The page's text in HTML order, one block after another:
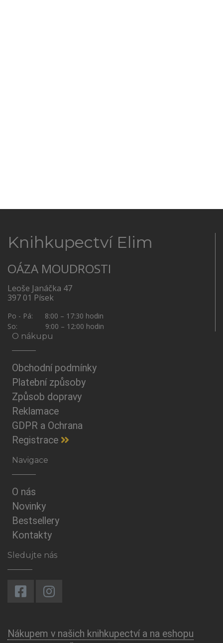
Knihkupectví Elim
OÁZA MOUDROSTI
Leoše Janáčka 47
397 01 Písek
Po - Pá: 8:00 – 17:30 hodin
So: 9:00 – 12:00 hodin
O nákupu
Obchodní podmínky
Platební způsoby
Způsob dopravy
Reklamace
GDPR a Ochrana
Registrace
Navigace
O nás
Novinky
Bestsellery
Kontakty
Sledujte nás
Nákupem v našich knihkupectví a na eshopu